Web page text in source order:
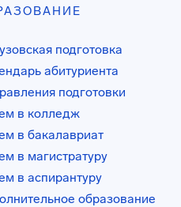
подготовка
абитуриента
подготовки
в колледж
в бакалавриат
в магистратуру
в аспирантуру
образование